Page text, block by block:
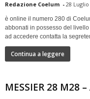
Redazione Coelum - 28 Luglio
è online il numero 280 di
abbonati in possesso del
ad accedere contatta la
Continua a leggere
MESSIER 28 M28